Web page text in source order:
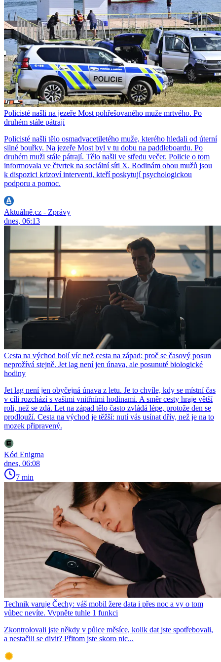
Policisté našli na jezeře Most pohřešovaného muže mrtvého. Po
druhém stále pátrají
Policisté našli tělo osmadvacetiletého muže, kterého hledali od úterní
silné bouřky. Na jezeře Most byl v tu dobu na paddleboardu. Po
druhém muži stále pátrají. Tělo našli ve středu večer. Policie o tom
informovala ve čtvrtek na sociální síti X. Rodinám obou mužů jsou
k dispozici krizoví interventi, kteří poskytují psychologickou
podporu a pomoc.
Aktuálně.cz - Zprávy
dnes, 06:13
Cesta na východ bolí víc než cesta na západ: proč se časový posun
neprožívá stejně. Jet lag není jen únava, ale posunuté biologické
hodiny
Jet lag není jen obyčejná únava z letu. Je to chvíle, kdy se místní čas
v cíli rozchází s vašimi vnitřními hodinami. A směr cesty hraje větší
roli, než se zdá. Let na západ tělo často zvládá lépe, protože den se
prodlouží. Cesta na východ je těžší: nutí vás usínat dřív, než je na to
mozek připravený.
Kód Enigma
dnes, 06:08
7 min
Technik varuje Čechy: váš mobil žere data i přes noc a vy o tom
vůbec nevíte. Vypněte tuhle 1 funkci
Zkontrolovali jste někdy v půlce měsíce, kolik dat jste spotřebovali,
a nestačili se divit? Přitom jste skoro nic...